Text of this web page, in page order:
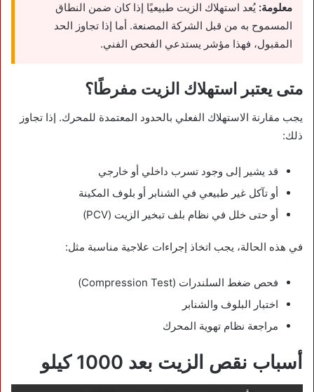
معلومة: يُعد استهلاك الزيت طبيعيًا إذا كان ضمن النطاق
المسموح به من قبل الشركة المصنعة. أما إذا تجاوز الحد
المقبول، فهذا مؤشر يستدعي الفحص الفني.
متى يعتبر استهلاك الزيت مفرطًا؟
يجب مقارنة الاستهلاك الفعلي بالحدود المعتمدة للمحرك. إذا تجاوز
ذلك:
قد يشير إلى وجود تسرب داخلي أو خارجي
أو تآكل غير طبيعي في الشنابر أو بلوف المكينة
أو حتى خلل في نظام بلف تبخير الزيت (PCV)
في هذه الحالة، يجب اتخاذ إجراءات علاجية مناسبة مثل:
فحص ضغط السلندرات (Compression Test)
اختبار البلوف والشنابر
مراجعة نظام تهوية المحرك
أسباب نقص الزيت بعد 1000 كيلو